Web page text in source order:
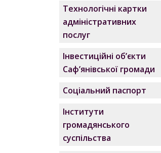
Технологічні картки
адміністративних
послуг
Інвестиційні об’єкти
Саф’янівської громади
Соціальний паспорт
Інститути
громадянського
суспільства